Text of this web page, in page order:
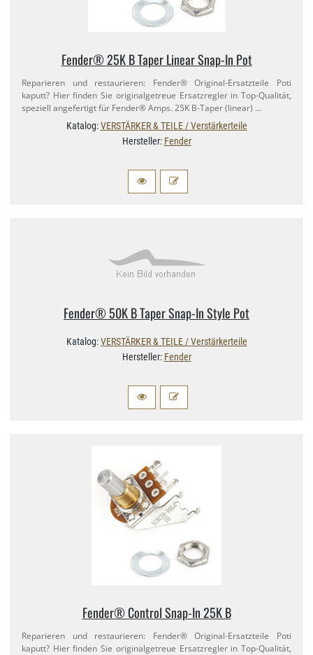
Fender® 25K B Taper Linear Snap-​In Pot
Reparieren und restaurieren: Fender® Original-​Ersatzteile Poti
kaputt? Hier finden Sie originalgetreue Ersatzregler in Top-​Qualität,
speziell angefertigt für Fender® Amps. 25K B-​Taper (linear) …
Katalog:VERSTÄRKER & TEILE / Verstärkerteile
Hersteller: Fender
Fender® 50K B Taper Snap-​In Style Pot
Katalog:VERSTÄRKER & TEILE / Verstärkerteile
Hersteller: Fender
Fender® Control Snap-​In 25K B
Reparieren und restaurieren: Fender® Original-​Ersatzteile Poti
kaputt? Hier finden Sie originalgetreue Ersatzregler in Top-​Qualität,